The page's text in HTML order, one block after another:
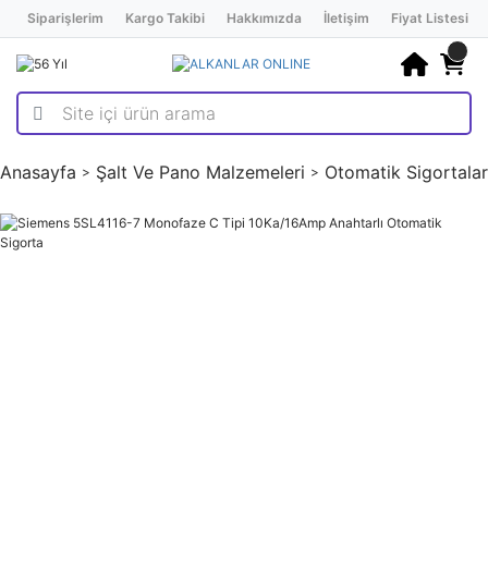
Siparişlerim Kargo Takibi Hakkımızda İletişim Fiyat Listesi
Anasayfa Şalt Ve Pano Malzemeleri Otomatik Sigortalar